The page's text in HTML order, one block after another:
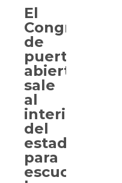
El
Congreso
de
puertas
abiertas,
sale
al
interior
del
estado,
para
escuchar